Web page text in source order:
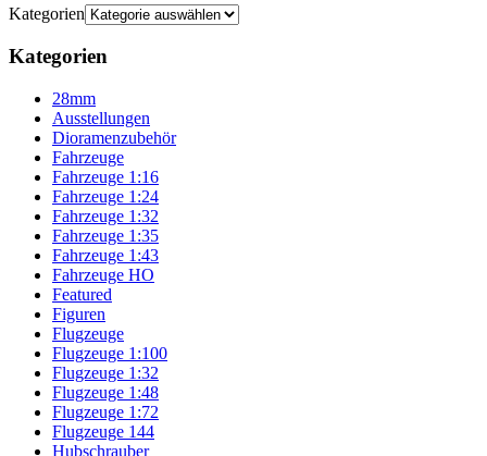
Kategorien
Kategorien
28mm
Ausstellungen
Dioramenzubehör
Fahrzeuge
Fahrzeuge 1:16
Fahrzeuge 1:24
Fahrzeuge 1:32
Fahrzeuge 1:35
Fahrzeuge 1:43
Fahrzeuge HO
Featured
Figuren
Flugzeuge
Flugzeuge 1:100
Flugzeuge 1:32
Flugzeuge 1:48
Flugzeuge 1:72
Flugzeuge 144
Hubschrauber